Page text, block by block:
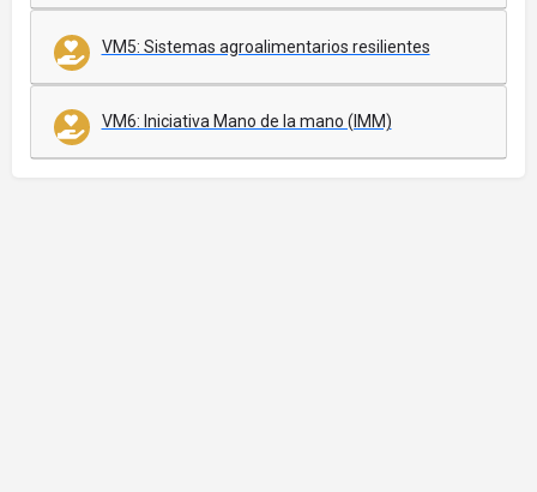
VM5: Sistemas agroalimentarios resilientes
VM6: Iniciativa Mano de la mano (IMM)